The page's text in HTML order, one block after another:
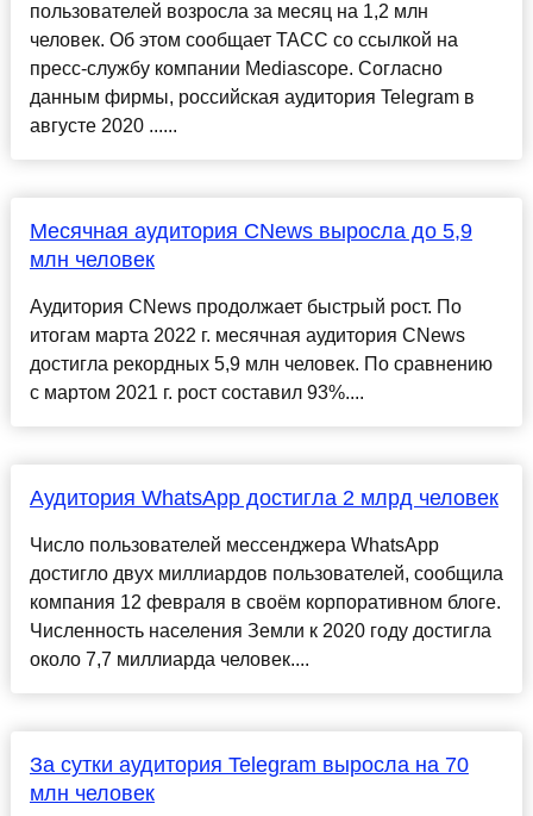
пользователей возросла за месяц на 1,2 млн
человек. Об этом сообщает ТАСС со ссылкой на
пресс-службу компании Mediascope. Согласно
данным фирмы, российская аудитория Telegram в
августе 2020 ......
Месячная аудитория CNews выросла до 5,9
млн человек
Аудитория CNews продолжает быстрый рост. По
итогам марта 2022 г. месячная аудитория CNews
достигла рекордных 5,9 млн человек. По сравнению
с мартом 2021 г. рост составил 93%....
Аудитория WhatsApp достигла 2 млрд человек
Число пользователей мессенджера WhatsApp
достигло двух миллиардов пользователей, сообщила
компания 12 февраля в своём корпоративном блоге.
Численность населения Земли к 2020 году достигла
около 7,7 миллиарда человек....
За сутки аудитория Telegram выросла на 70
млн человек